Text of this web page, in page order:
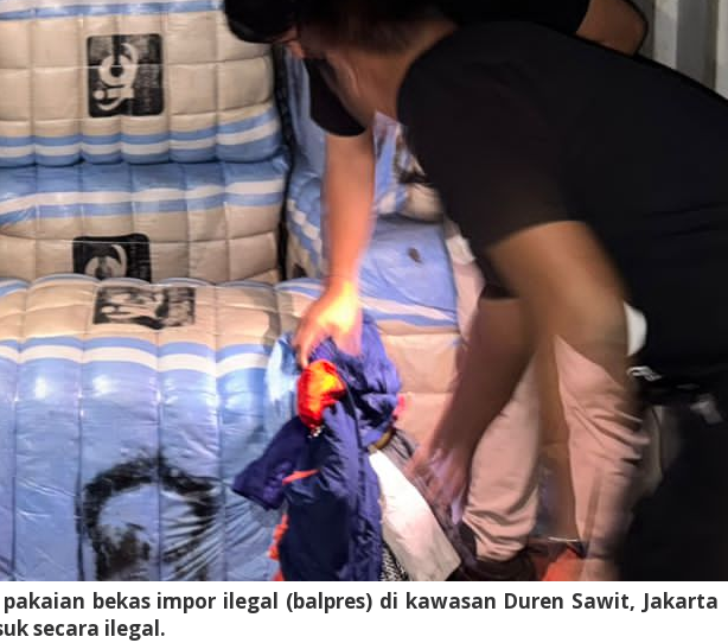
bekas impor ilegal (balpres) di kawasan Duren Sawit, Jakarta
secara ilegal.